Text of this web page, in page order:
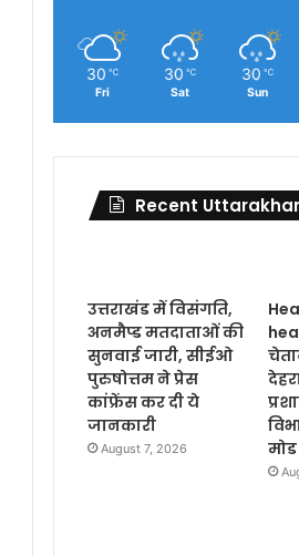
30 ℃
Fri
30 ℃
Sat
30 ℃
Sun
Recent
उत्तराखंड में विसंगति,
अनमैप्ड मतदाताओं की
सुनवाई जारी, सीईओ
पुरुषोत्तम ने प्रेस
कांफ्रेंस कर दी ये
जानकारी
August 7, 2026